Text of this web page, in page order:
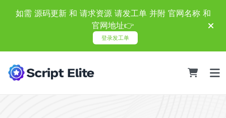
如需 源码更新 和 请求资源 请发工单 并附 官网名称 和
官网地址👉
登录发工单